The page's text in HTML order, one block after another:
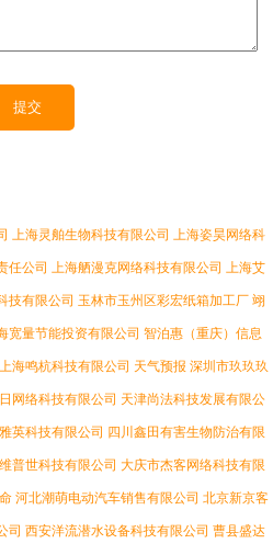
上海灵舶生物科技有限公司 上海姿昊网络科
任公司 上海舾漫克网络科技有限公司 上海艾
技有限公司 玉林市玉州区彩宏纸箱加工厂 翊
宽量节能投资有限公司 智泊惠（重庆）信息
上海鸣杭科技有限公司 天气预报 深圳市玖玖玖
网络科技有限公司 天津尚法科技发展有限公
英科技有限公司 四川鑫田有害生物防治有限
普世科技有限公司 大庆市杰客网络科技有限
河北潮萌电动汽车销售有限公司 北京新京客
司 西安洋流潜水设备科技有限公司 曹县盛达